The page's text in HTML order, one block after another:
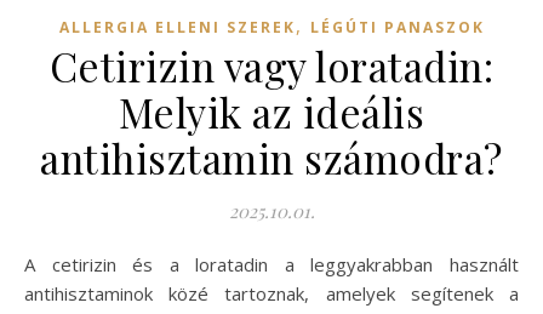
ALLERGIA ELLENI SZEREK, LÉGÚTI PANASZOK
Cetirizin vagy loratadin:
Melyik az ideális
antihisztamin számodra?
2025.10.01.
A cetirizin és a loratadin a leggyakrabban használt
antihisztaminok közé tartoznak, amelyek segítenek a